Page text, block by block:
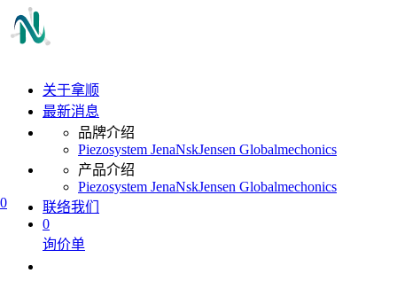
0
关于拿顺
最新消息
品牌介绍
Piezosystem JenaNskJensen Globalmechonics
产品介绍
Piezosystem JenaNskJensen Globalmechonics
联络我们
0
询价单